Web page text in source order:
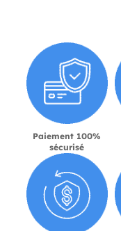
Paiement 100%
sécurisé